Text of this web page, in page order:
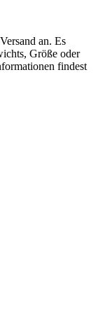
an. Es
Größe oder
findest